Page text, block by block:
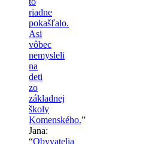
riadne
pokašľalo.
Asi
vôbec
nemysleli
na
deti
zo
základnej
školy
Komenského.”
Jana:
“Obyvatelia